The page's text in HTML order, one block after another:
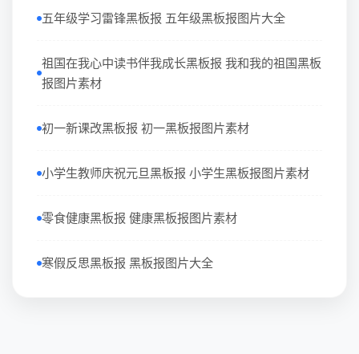
五年级学习雷锋黑板报 五年级黑板报图片大全
祖国在我心中读书伴我成长黑板报 我和我的祖国黑板
报图片素材
初一新课改黑板报 初一黑板报图片素材
小学生教师庆祝元旦黑板报 小学生黑板报图片素材
零食健康黑板报 健康黑板报图片素材
寒假反思黑板报 黑板报图片大全